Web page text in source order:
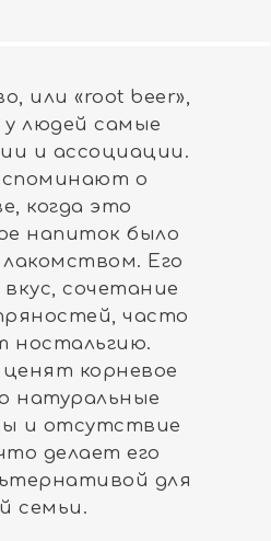
или «root beer»,
людей самые
и ассоциации.
о
когда это
напиток было
Его
сочетание
часто
ностальгию.
корневое
натуральные
и отсутствие
делает его
для
семьи.